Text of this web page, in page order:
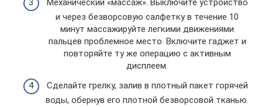
Механический «массаж». Выключите устройство
и через безворсовую салфетку в течение 10
минут массажируйте легкими движениями
пальцев проблемное место. Включите гаджет и
повторяйте ту же операцию с активным
дисплеем.
Сделайте грелку, залив в плотный пакет горячей
воды, обернув его плотной безворсовой тканью.